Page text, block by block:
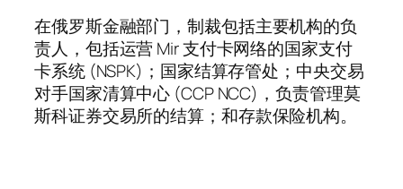
在俄罗斯金融部门，制裁包括主要机构的负
责人，包括运营 Mir 支付卡网络的国家支付
卡系统 (NSPK)；国家结算存管处；中央交易
对手国家清算中心 (CCP NCC)，负责管理莫
斯科证券交易所的结算；和存款保险机构。